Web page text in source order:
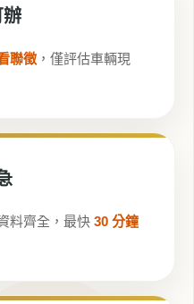
辦
聯徵，僅評估車輛現
料齊全，最快 30 分鐘